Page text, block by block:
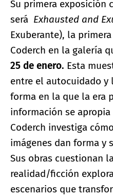
Su primera exposición
será Exhausted and
Exuberante), la
Coderch en la galería
25 de enero. Esta
entre el autocuidado y
forma en la que la era
información se
Coderch investiga
imágenes dan forma y
Sus obras cuestionan
realidad/ficción
escenarios que